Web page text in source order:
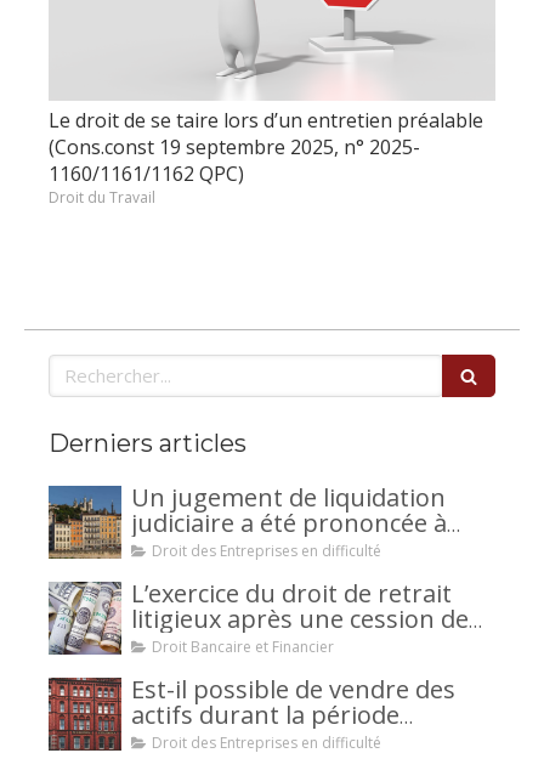
Le droit de se taire lors d’un entretien préalable
(Cons.const 19 septembre 2025, n° 2025-
1160/1161/1162 QPC)
Droit du Travail
Rechercher
Derniers articles
Un jugement de liquidation
judiciaire a été prononcée à
votre encontre : comment
Droit des Entreprises en difficulté
L’exercice du droit de retrait
litigieux après une cession de
créance : un mécanisme
la caution.
Droit Bancaire et Financier
Est-il possible de vendre des
actifs durant la période
d’observation d’un
Droit des Entreprises en difficulté